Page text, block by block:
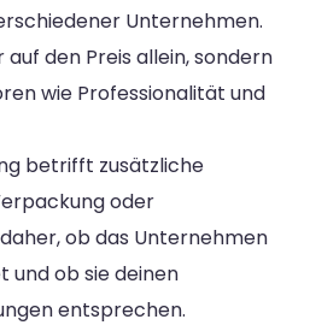
Unternehmen.
den Preis allein, sondern
wie Professionalität und
betrifft zusätzliche
oder
ob das Unternehmen
und ob sie deinen
entsprechen.